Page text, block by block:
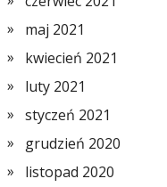
maj 2021
kwiecień 2021
luty 2021
styczeń 2021
grudzień 2020
listopad 2020